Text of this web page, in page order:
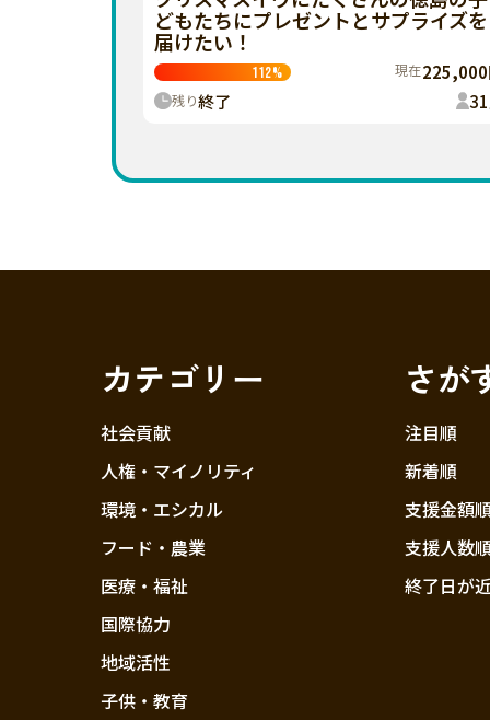
どもたちにプレゼントとサプライズを
届けたい！
112% 現在
残り終了 31
カテゴリー
社会貢献
人権・マイノリティ
環境・エシカル
フード・農業
医療・福祉
国際協力
地域活性
子供・教育
さが
注目順
新着順
支援金額
支援人数
終了日が